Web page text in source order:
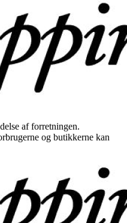
af forretningen.
og butikkerne kan